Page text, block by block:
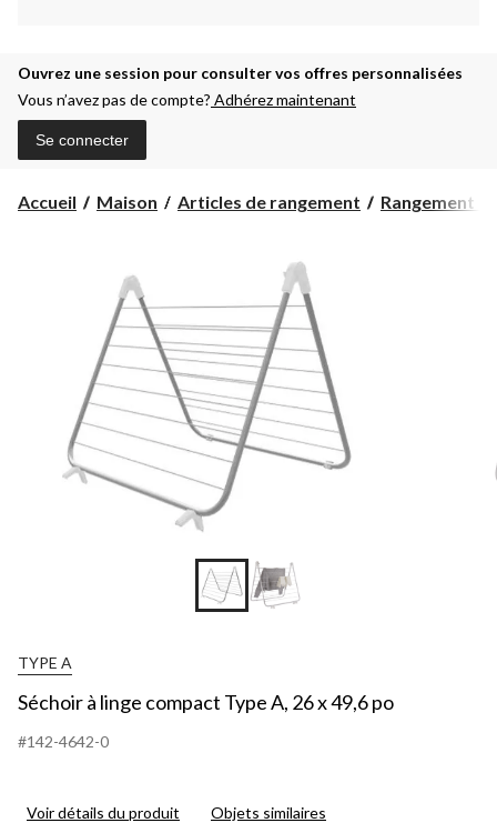
Ouvrez une session pour consulter vos offres personnalisées
Vous n’avez pas de compte? Adhérez maintenant
Se connecter
Accueil Maison Articles de rangement Rangement
TYPE A
Séchoir à linge compact Type A, 26 x 49,6 po
#142-4642-0
Voir détails du produit Objets similaires